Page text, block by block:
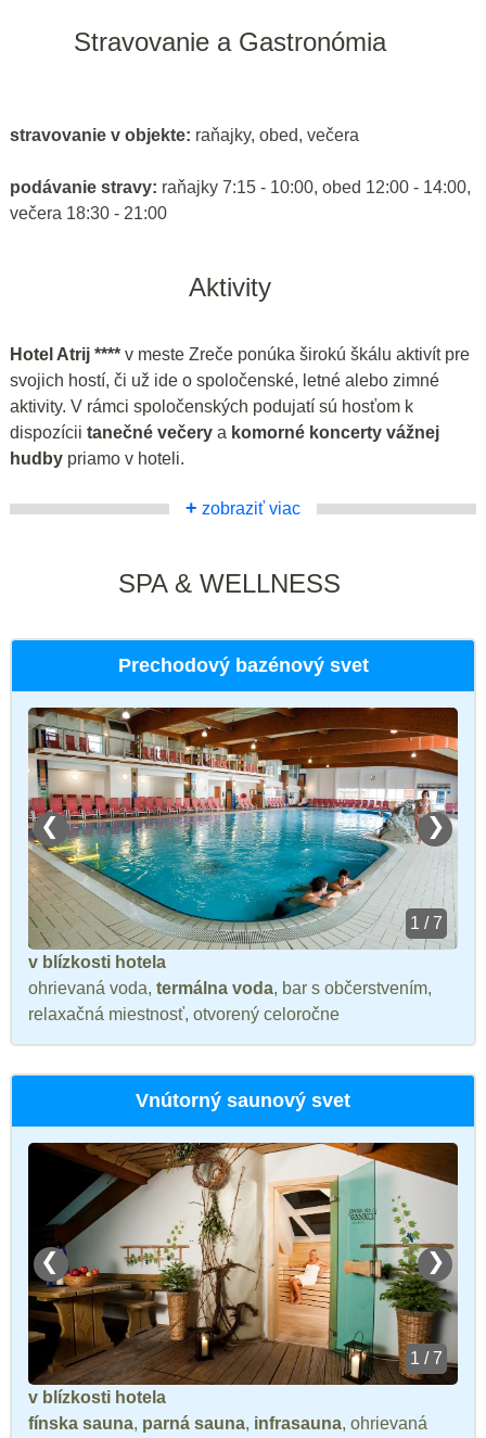
Stravovanie a Gastronómia
stravovanie v objekte: raňajky, obed, večera
podávanie stravy: raňajky 7:15 - 10:00, obed 12:00 - 14:00,
večera 18:30 - 21:00
Aktivity
Hotel Atrij **** v meste Zreče ponúka širokú škálu aktivít pre
svojich hostí, či už ide o spoločenské, letné alebo zimné
aktivity. V rámci spoločenských podujatí sú hosťom k
dispozícii tanečné večery a komorné koncerty vážnej
hudby priamo v hoteli.
+ zobraziť viac
SPA & WELLNESS
Prechodový bazénový svet
❮ ❯
1 / 7
v blízkosti hotela
ohrievaná voda, termálna voda, bar s občerstvením,
relaxačná miestnosť, otvorený celoročne
Vnútorný saunový svet
❮ ❯
1 / 7
v blízkosti hotela
fínska sauna, parná sauna, infrasauna, ohrievaná